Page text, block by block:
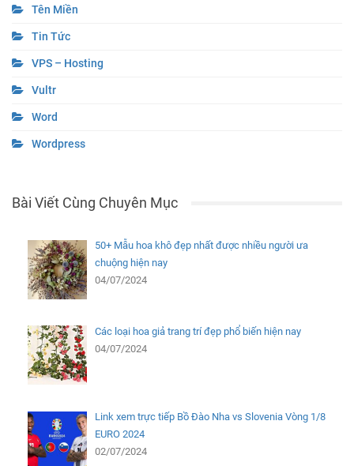
Tên Miền
Tin Tức
VPS – Hosting
Vultr
Word
Wordpress
Bài Viết Cùng Chuyên Mục
50+ Mẫu hoa khô đẹp nhất được nhiều người ưa
chuộng hiện nay
04/07/2024
Các loại hoa giả trang trí đẹp phổ biến hiện nay
04/07/2024
Link xem trực tiếp Bồ Đào Nha vs Slovenia Vòng 1/8
EURO 2024
02/07/2024